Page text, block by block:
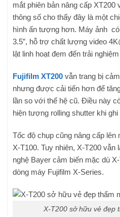
mắt phiên bản nâng cấp
thông số cho thấy đây là một
hình ấn tượng hơn. Máy ảnh
3.5”, hỗ trợ chất lượng video
lật linh hoạt đem đến trải
Fujifilm XT200 vẫn trang bị
nhưng được cải tiến hơn để
lần so với thế hệ cũ. Điều này
hiện tượng rolling shutter khi ghi
Tốc độ chụp cũng nâng cấp
X-T100. Tuy nhiên, X-T200
nghệ Bayer cảm biến mặc dù
dòng máy Fujifilm X-Series.
X-T200 sở hữu vẻ đẹp